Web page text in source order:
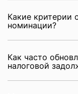
Какие критерии
номинации?
Как часто
налоговой